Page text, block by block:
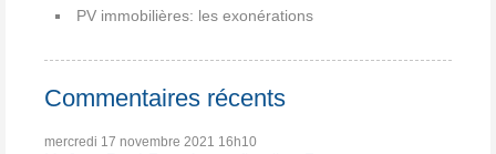
PV immobilières: les exonérations
Commentaires récents
mercredi 17 novembre 2021 16h10